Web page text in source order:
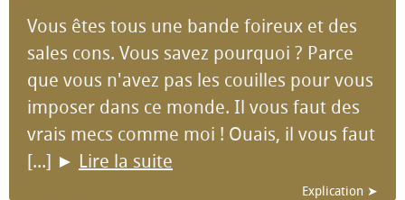
Vous êtes tous une bande foireux et des
sales cons. Vous savez pourquoi ? Parce
que vous n'avez pas les couilles pour vous
imposer dans ce monde. Il vous faut des
vrais mecs comme moi ! Ouais, il vous faut
[...] ► Lire la suite
Explication ➤